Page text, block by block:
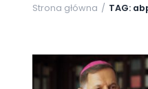
Strona główna TAG: